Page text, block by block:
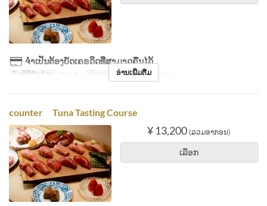
ຈຳເປັນຕ້ອງບັດເຄຣດິດທີ່ສາມາດຄືນໄດ້
ວັນທີທີ່ຖືກຕ້ອງ 20 ມ.ນ ~ ປະເພດບ່ອນນັ່ງ Table seats
ອ່ານເພີ່ມຕື່ມ
counter Tuna Tasting Course
¥ 13,200 (ລວມອາກອນ)
ເລືອກ